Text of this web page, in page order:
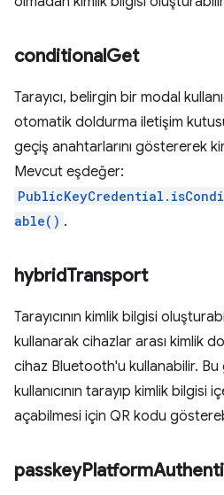
conditionalGet
Tarayıcı, belirgin bir modal
otomatik doldurma iletişim
geçiş anahtarlarını göstererek
Mevcut eşdeğer:
able() .
hybridTransport
Tarayıcının kimlik bilgisi
kullanarak cihazlar arası kimlik
cihaz Bluetooth'u kullanabilir. Bu
kullanıcının tarayıp kimlik
açabilmesi için QR kodu
passkeyPlatform